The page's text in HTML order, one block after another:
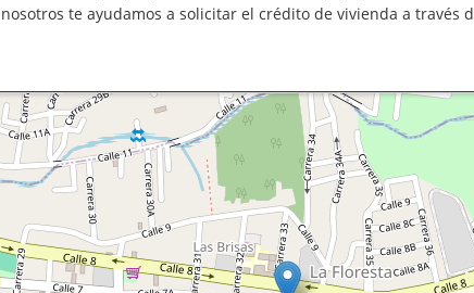
te ayudamos a solicitar el crédito de vivienda a través